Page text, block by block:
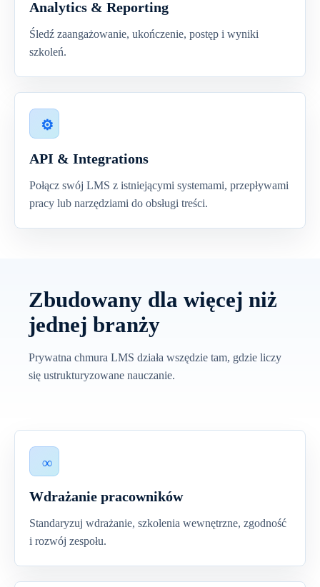
Analytics & Reporting
Śledź zaangażowanie, ukończenie, postęp i wyniki
szkoleń.
API & Integrations
Połącz swój LMS z istniejącymi systemami, przepływami
pracy lub narzędziami do obsługi treści.
Zbudowany dla więcej niż
jednej branży
Prywatna chmura LMS działa wszędzie tam, gdzie liczy
się ustrukturyzowane nauczanie.
Wdrażanie pracowników
Standaryzuj wdrażanie, szkolenia wewnętrzne, zgodność
i rozwój zespołu.